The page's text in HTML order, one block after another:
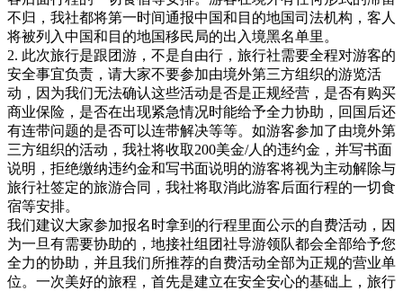
不归，我社都将第一时间通报中国和目的地国司法机构，客人
将被列入中国和目的地国移民局的出入境黑名单里。
2. 此次旅行是跟团游，不是自由行，旅行社需要全程对游客的
安全事宜负责，请大家不要参加由境外第三方组织的游览活
动，因为我们无法确认这些活动是否是正规经营，是否有购买
商业保险，是否在出现紧急情况时能给予全力协助，回国后还
有连带问题的是否可以连带解决等等。如游客参加了由境外第
三方组织的活动，我社将收取200美金/人的违约金，并写书面
说明，拒绝缴纳违约金和写书面说明的游客将视为主动解除与
旅行社签定的旅游合同，我社将取消此游客后面行程的一切食
宿等安排。
我们建议大家参加报名时拿到的行程里面公示的自费活动，因
为一旦有需要协助的，地接社组团社导游领队都会全部给予您
全力的协助，并且我们所推荐的自费活动全部为正规的营业单
位。一次美好的旅程，首先是建立在安全安心的基础上，旅行